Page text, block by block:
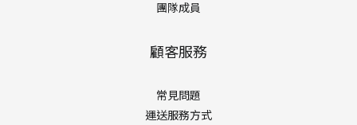
團隊成員
顧客服務
常見問題
運送服務方式